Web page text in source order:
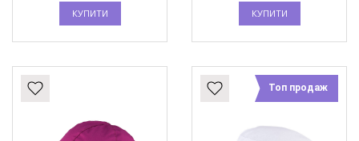
КУПИТИ КУПИТИ
Топ продаж